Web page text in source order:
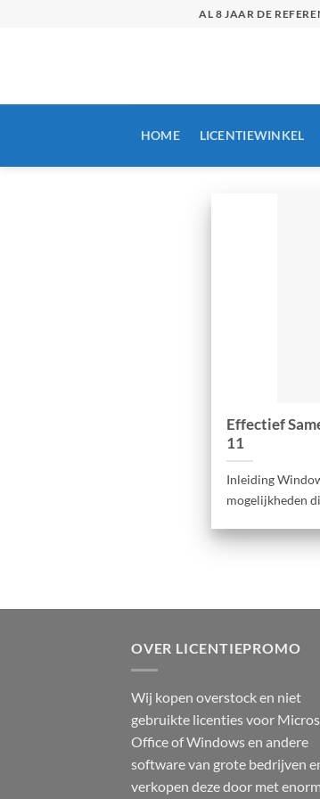
AL 8 JAAR DE
HOME LICENTIEWINKEL
Effectief
11
Inleiding
mogelijkheden
OVER LICENTIEPROMO
Wij kopen overstock en niet
gebruikte licenties voor
Office of Windows en andere
software van grote bedrijven
verkopen deze door met